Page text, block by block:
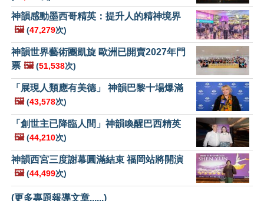
神韻感動墨西哥精英：提升人的精神境界
🖼️ (47,279次)
神韻世界藝術團凱旋 歐洲已開賣2027年門
票 🖼️ (51,538次)
「展現人類應有美德」 神韻巴黎十場爆滿
🖼️ (43,578次)
「創世主已降臨人間」神韻喚醒巴西精英
🖼️ (44,210次)
神韻西宮三度謝幕圓滿結束 福岡站將開演
🖼️ (44,499次)
(更多專題報導文章......)